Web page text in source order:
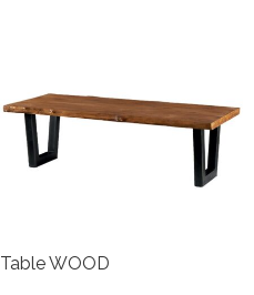
Table WOOD